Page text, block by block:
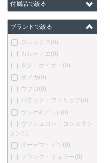
付属品で絞る
ブランドで絞る
ロレックス (0)
カルティエ(0)
タグ・ホイヤー(0)
オメガ(0)
ウブロ (0)
パテック・フィリップ (0)
ランゲ&ゾーネ (0)
ヴァシュロン・コンスタン
タン (0)
オーデマ・ピゲ(0)
フランク・ミュラー(0)